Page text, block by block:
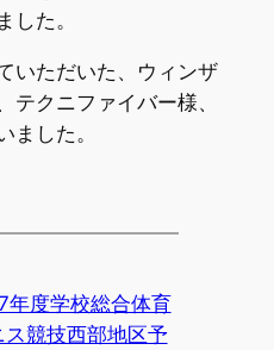
した。
いただいた、ウィンザ
テクニファイバー様、
ました。
年度学校総合体育
ス競技西部地区予